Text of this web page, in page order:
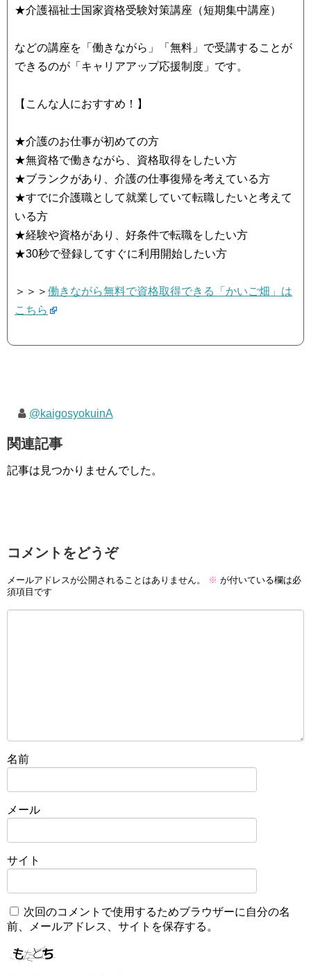
★介護福祉士国家資格受験対策講座（短期集中講座）
などの講座を「働きながら」「無料」で受講することが
できるのが「キャリアアップ応援制度」です。
【こんな人におすすめ！】
★介護のお仕事が初めての方
★無資格で働きながら、資格取得をしたい方
★ブランクがあり、介護の仕事復帰を考えている方
★すでに介護職として就業していて転職したいと考えて
いる方
★経験や資格があり、好条件で転職をしたい方
★30秒で登録してすぐに利用開始したい方
＞＞＞ 働きながら無料で資格取得できる「かいご畑」は
こちら
@kaigosyokuinA
関連記事
記事は見つかりませんでした。
コメントをどうぞ
メールアドレスが公開されることはありません。 ※ が付いている欄は必
須項目です
名前
メール
サイト
次回のコメントで使用するためブラウザーに自分の名
前、メールアドレス、サイトを保存する。